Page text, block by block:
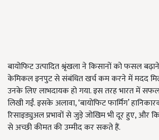
बायोफिट उत्पादित श्रृंखला ने किसानों को फसल
केमिकल इनपुट से संबंधित खर्च कम करने में मदद
उनके लिए लाभदायक हो गया. इस तरह भारत में
लिखी गईं. इसके अलावा, ‘बायोफिट फार्मिंग’
रिसाइड्युअल प्रभावों से जुड़े जोखिम भी दूर हुए, और
से अच्छी कीमत की उम्मीद कर सकते हैं.